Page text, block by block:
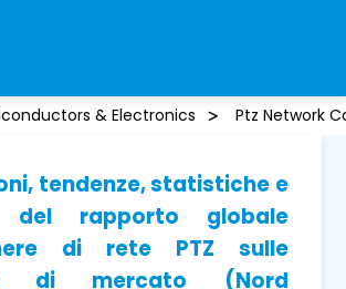
& Electronics Ptz Network
tendenze, statistiche e
del rapporto globale
di rete PTZ sulle
di mercato (Nord